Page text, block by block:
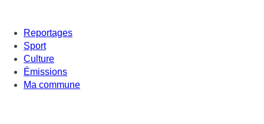
Reportages
Sport
Culture
Émissions
Ma commune